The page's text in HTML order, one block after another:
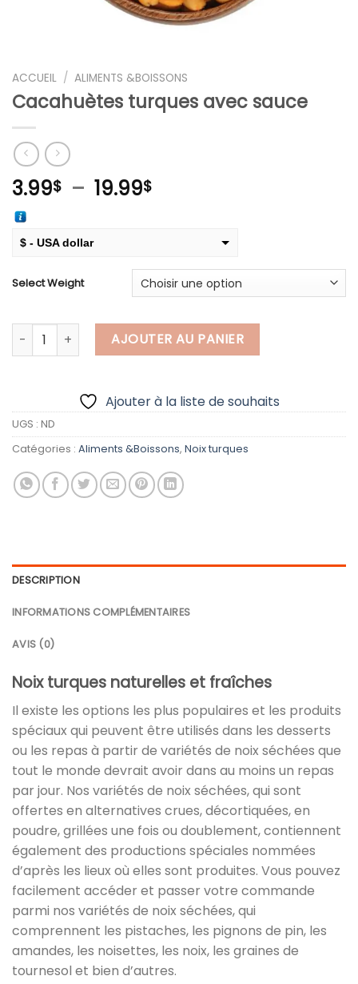
ACCUEIL / ALIMENTS &BOISSONS
Cacahuètes turques avec sauce
3.99$ – 19.99$Plage
à
19.99$
$ - USA dollar
Select Weight
quantité de Cacahuètes turques avec sauce
AJOUTER AU PANIER
Ajouter à la liste de souhaits
UGS : ND
Catégories : Aliments &Boissons, Noix turques
DESCRIPTION
INFORMATIONS COMPLÉMENTAIRES
AVIS (0)
Noix turques naturelles et fraîches
Il existe les options les plus populaires et les produits
spéciaux qui peuvent être utilisés dans les desserts
ou les repas à partir de variétés de noix séchées que
tout le monde devrait avoir dans au moins un repas
par jour. Nos variétés de noix séchées, qui sont
offertes en alternatives crues, décortiquées, en
poudre, grillées une fois ou doublement, contiennent
également des productions spéciales nommées
d’après les lieux où elles sont produites. Vous pouvez
facilement accéder et passer votre commande
parmi nos variétés de noix séchées, qui
comprennent les pistaches, les pignons de pin, les
amandes, les noisettes, les noix, les graines de
tournesol et bien d’autres.